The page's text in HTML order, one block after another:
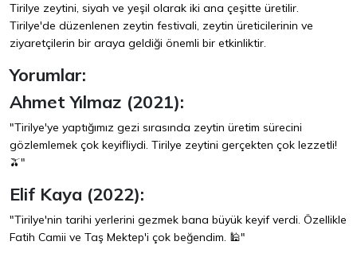
Tirilye zeytini, siyah ve yeşil olarak iki ana çeşitte üretilir.
Tirilye'de düzenlenen zeytin festivali, zeytin üreticilerinin ve
ziyaretçilerin bir araya geldiği önemli bir etkinliktir.
Yorumlar:
Ahmet Yılmaz (2021):
"Tirilye'ye yaptığımız gezi sırasında zeytin üretim sürecini
gözlemlemek çok keyifliydi. Tirilye zeytini gerçekten çok lezzetli!
🫒"
Elif Kaya (2022):
"Tirilye'nin tarihi yerlerini gezmek bana büyük keyif verdi. Özellikle
Fatih Camii ve Taş Mektep'i çok beğendim. 🕌"